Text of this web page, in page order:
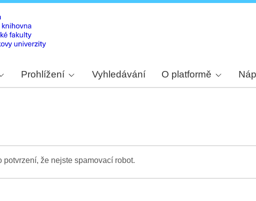
Prohlížení Vyhledávání O platformě
potvrzení, že nejste spamovací robot.